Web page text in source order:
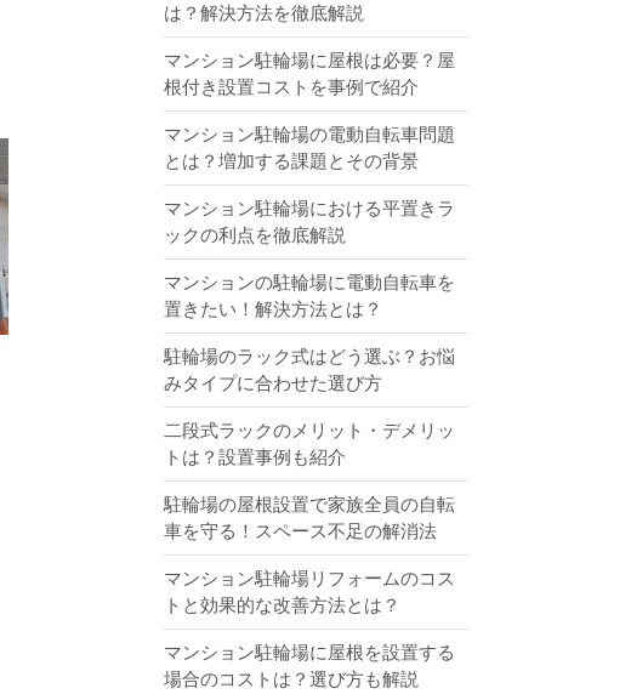
は？解決方法を徹底解説
マンション駐輪場に屋根は必要？屋
根付き設置コストを事例で紹介
マンション駐輪場の電動自転車問題
とは？増加する課題とその背景
マンション駐輪場における平置きラ
ックの利点を徹底解説
マンションの駐輪場に電動自転車を
置きたい！解決方法とは？
駐輪場のラック式はどう選ぶ？お悩
みタイプに合わせた選び方
二段式ラックのメリット・デメリッ
トは？設置事例も紹介
駐輪場の屋根設置で家族全員の自転
車を守る！スペース不足の解消法
マンション駐輪場リフォームのコス
トと効果的な改善方法とは？
マンション駐輪場に屋根を設置する
場合のコストは？選び方も解説